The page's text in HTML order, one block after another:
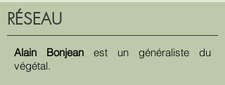
Alain Bonjean est un généraliste du
végétal.
RÉSEAU